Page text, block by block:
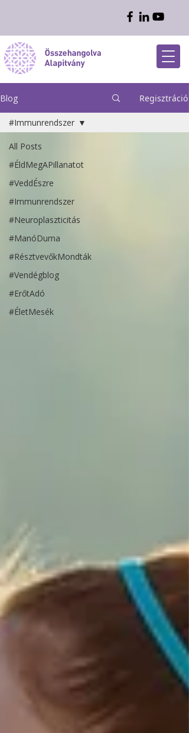
Blog Regisztráció
All Posts
#ÉldMegAPillanatot
#VeddÉszre
#Immunrendszer
#Neuroplaszticitás
#ManóDuma
#RésztvevőkMondták
#Vendégblog
#ErőtAdó
#ÉletMesék
#Immunrendszer